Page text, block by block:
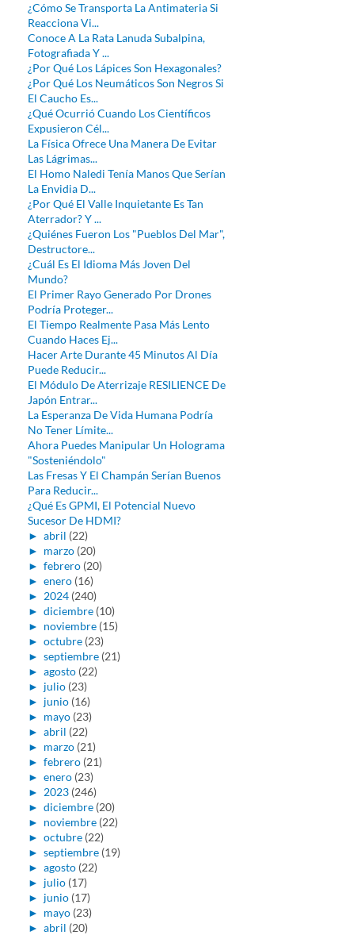
¿Cómo Se Transporta La Antimateria Si
Reacciona Vi...
Conoce A La Rata Lanuda Subalpina,
Fotografiada Y ...
¿Por Qué Los Lápices Son Hexagonales?
¿Por Qué Los Neumáticos Son Negros Si
El Caucho Es...
¿Qué Ocurrió Cuando Los Científicos
Expusieron Cél...
La Física Ofrece Una Manera De Evitar
Las Lágrimas...
El Homo Naledi Tenía Manos Que Serían
La Envidia D...
¿Por Qué El Valle Inquietante Es Tan
Aterrador? Y ...
¿Quiénes Fueron Los "Pueblos Del Mar",
Destructore...
¿Cuál Es El Idioma Más Joven Del
Mundo?
El Primer Rayo Generado Por Drones
Podría Proteger...
El Tiempo Realmente Pasa Más Lento
Cuando Haces Ej...
Hacer Arte Durante 45 Minutos Al Día
Puede Reducir...
El Módulo De Aterrizaje RESILIENCE De
Japón Entrar...
La Esperanza De Vida Humana Podría
No Tener Límite...
Ahora Puedes Manipular Un Holograma
"Sosteniéndolo"
Las Fresas Y El Champán Serían Buenos
Para Reducir...
¿Qué Es GPMI, El Potencial Nuevo
Sucesor De HDMI?
► abril (22)
► marzo (20)
► febrero (20)
► enero (16)
► 2024 (240)
► diciembre (10)
► noviembre (15)
► octubre (23)
► septiembre (21)
► agosto (22)
► julio (23)
► junio (16)
► mayo (23)
► abril (22)
► marzo (21)
► febrero (21)
► enero (23)
► 2023 (246)
► diciembre (20)
► noviembre (22)
► octubre (22)
► septiembre (19)
► agosto (22)
► julio (17)
► junio (17)
► mayo (23)
► abril (20)